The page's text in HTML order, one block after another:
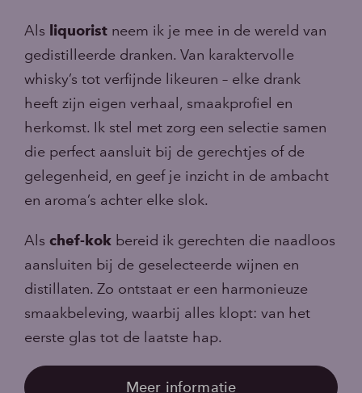
Als liquorist neem ik je mee in de wereld van
gedistilleerde dranken. Van karaktervolle
whisky’s tot verfijnde likeuren – elke drank
heeft zijn eigen verhaal, smaakprofiel en
herkomst. Ik stel met zorg een selectie samen
die perfect aansluit bij de gerechtjes of de
gelegenheid, en geef je inzicht in de ambacht
en aroma’s achter elke slok.
Als chef-kok bereid ik gerechten die naadloos
aansluiten bij de geselecteerde wijnen en
distillaten. Zo ontstaat er een harmonieuze
smaakbeleving, waarbij alles klopt: van het
eerste glas tot de laatste hap.
Meer informatie